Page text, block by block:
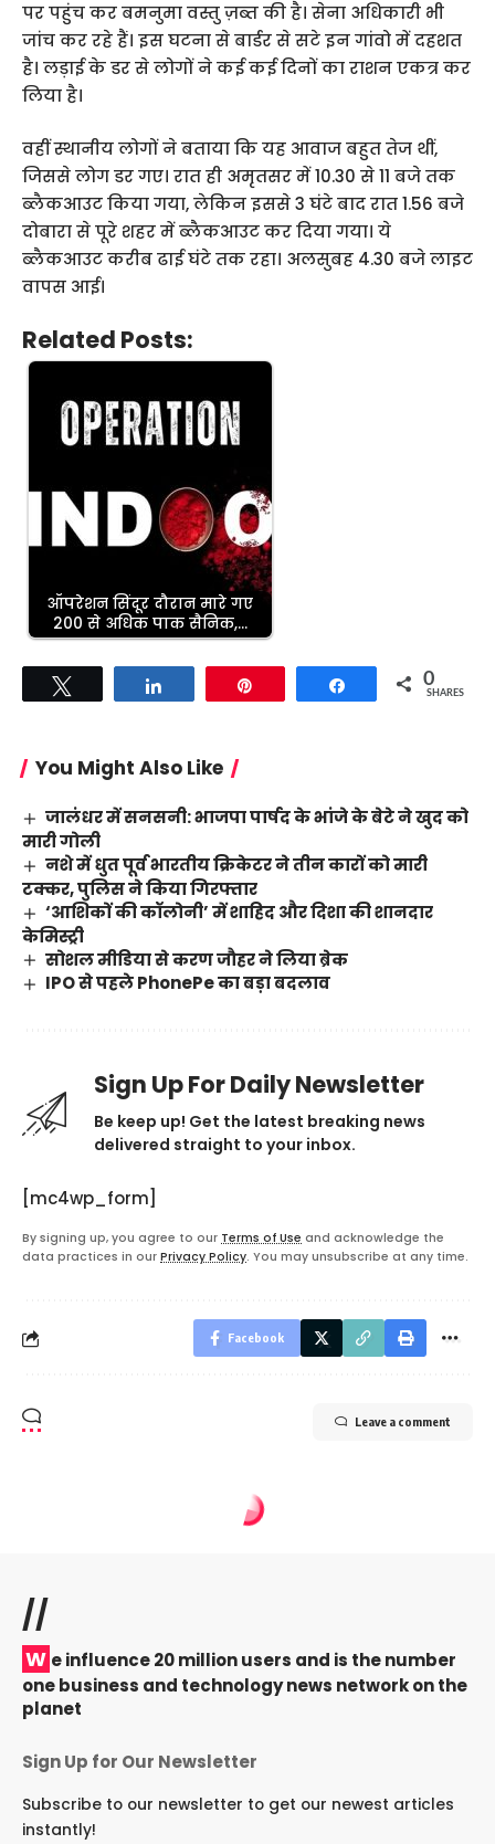
पर पहुंच कर बमनुमा वस्तु ज़ब्त की है। सेना अधिकारी भी
जांच कर रहे हैं। इस घटना से बार्डर से सटे इन गांवो में दहशत
है। लड़ाई के डर से लोगों ने कई कई दिनों का राशन एकत्र कर
लिया है।
वहीं स्थानीय लोगों ने बताया कि यह आवाज बहुत तेज थीं,
जिससे लोग डर गए। रात ही अमृतसर में 10.30 से 11 बजे तक
ब्लैकआउट किया गया, लेकिन इससे 3 घंटे बाद रात 1.56 बजे
दोबारा से पूरे शहर में ब्लैकआउट कर दिया गया। ये
ब्लैकआउट करीब ढाई घंटे तक रहा। अलसुबह 4.30 बजे लाइट
वापस आई।
Related Posts:
ऑपरेशन सिंदूर दौरान मारे गए
200 से अधिक पाक सैनिक,…
Share 0
SHARES
You Might Also Like
जालंधर में सनसनी: भाजपा पार्षद के भांजे के बेटे ने खुद को
मारी गोली
नशे में धुत पूर्व भारतीय क्रिकेटर ने तीन कारों को मारी
टक्कर, पुलिस ने किया गिरफ्तार
‘आशिकों की कॉलोनी’ में शाहिद और दिशा की शानदार
केमिस्ट्री
सोशल मीडिया से करण जौहर ने लिया ब्रेक
IPO से पहले PhonePe का बड़ा बदलाव
Sign Up For Daily Newsletter
Be keep up! Get the latest breaking news
delivered straight to your inbox.
[mc4wp_form]
By signing up, you agree to our Terms of Use and acknowledge the
data practices in our Privacy Policy. You may unsubscribe at any time.
Facebook
Leave a comment
//
W e influence 20 million users and is the number
one business and technology news network on the
planet
Sign Up for Our Newsletter
Subscribe to our newsletter to get our newest articles
instantly!